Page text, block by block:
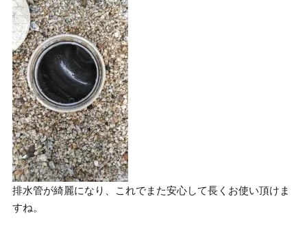
排水管が綺麗になり、これでまた安心して長くお使い頂けま
すね。